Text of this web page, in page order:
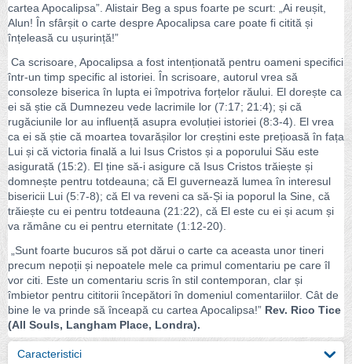
cartea Apocalipsa”. Alistair Beg a spus foarte pe scurt: „Ai reușit,
Alun! În sfârșit o carte despre Apocalipsa care poate fi citită și
înțeleasă cu ușurință!”
Ca scrisoare, Apocalipsa a fost intenționată pentru oameni specifici
într-un timp specific al istoriei. În scrisoare, autorul vrea să
consoleze biserica în lupta ei împotriva forțelor răului. El dorește ca
ei să știe că Dumnezeu vede lacrimile lor (7:17; 21:4); și că
rugăciunile lor au influență asupra evoluției istoriei (8:3-4). El vrea
ca ei să știe că moartea tovarășilor lor creștini este prețioasă în fața
Lui și că victoria finală a lui Isus Cristos și a poporului Său este
asigurată (15:2). El ține să-i asigure că Isus Cristos trăiește și
domnește pentru totdeauna; că El guvernează lumea în interesul
bisericii Lui (5:7-8); că El va reveni ca să-Și ia poporul la Sine, că
trăiește cu ei pentru totdeauna (21:22), că El este cu ei și acum și
va rămâne cu ei pentru eternitate (1:12-20).
„Sunt foarte bucuros să pot dărui o carte ca aceasta unor tineri
precum nepoții și nepoatele mele ca primul comentariu pe care îl
vor citi. Este un comentariu scris în stil contemporan, clar și
îmbietor pentru cititorii începători în domeniul comentariilor. Cât de
bine le va prinde să înceapă cu cartea Apocalipsa!” Rev. Rico Tice
(All Souls, Langham Place, Londra).
Caracteristici